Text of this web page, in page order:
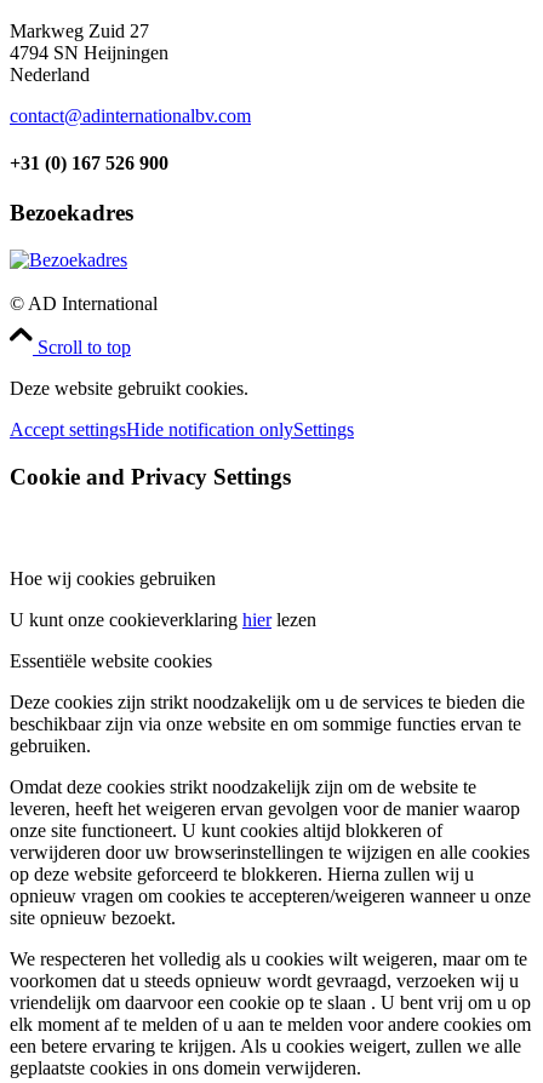
Markweg Zuid 27
4794 SN Heijningen
Nederland
contact@adinternationalbv.com
+31 (0) 167 526 900
Bezoekadres
© AD International
Scroll to top
Deze website gebruikt cookies.
Accept settingsHide notification onlySettings
Cookie and Privacy Settings
Hoe wij cookies gebruiken
U kunt onze cookieverklaring hierlezen
Essentiële website cookies
Deze cookies zijn strikt noodzakelijk om u de services te bieden die
beschikbaar zijn via onze website en om sommige functies ervan te
gebruiken.
Omdat deze cookies strikt noodzakelijk zijn om de website te
leveren, heeft het weigeren ervan gevolgen voor de manier waarop
onze site functioneert. U kunt cookies altijd blokkeren of
verwijderen door uw browserinstellingen te wijzigen en alle cookies
op deze website geforceerd te blokkeren. Hierna zullen wij u
opnieuw vragen om cookies te accepteren/weigeren wanneer u onze
site opnieuw bezoekt.
We respecteren het volledig als u cookies wilt weigeren, maar om te
voorkomen dat u steeds opnieuw wordt gevraagd, verzoeken wij u
vriendelijk om daarvoor een cookie op te slaan . U bent vrij om u op
elk moment af te melden of u aan te melden voor andere cookies om
een ​​betere ervaring te krijgen. Als u cookies weigert, zullen we alle
geplaatste cookies in ons domein verwijderen.